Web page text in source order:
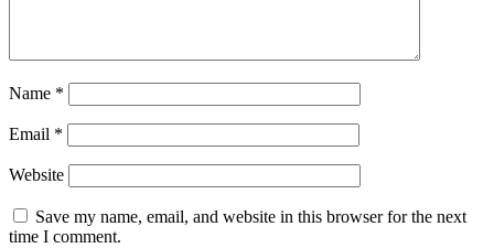
Name *
Email *
Website
Save my name, email, and website in this browser for the next
time I comment.